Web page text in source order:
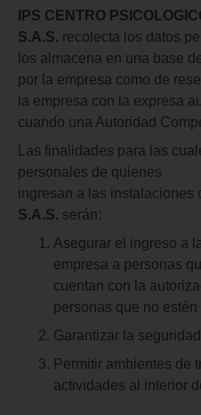
IPS CENTRO
S.A.S. recolecta los datos
los almacena en una base
por la empresa como de
la empresa con la expresa
cuando una Autoridad
Las finalidades para las
personales de quienes
ingresan a las instalaciones
S.A.S. serán:
Asegurar el ingreso a
empresa a personas
cuentan con la
personas que no
Garantizar la
Permitir ambientes de
actividades al interior